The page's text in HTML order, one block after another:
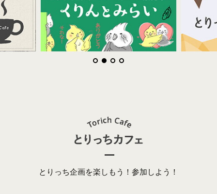
とりっち企画を楽しもう！参加しよう！